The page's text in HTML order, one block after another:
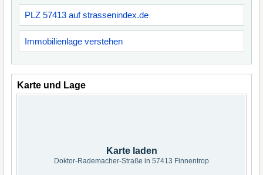
PLZ 57413 auf strassenindex.de
Immobilienlage verstehen
Karte und Lage
Karte laden
Doktor-Rademacher-Straße in 57413 Finnentrop